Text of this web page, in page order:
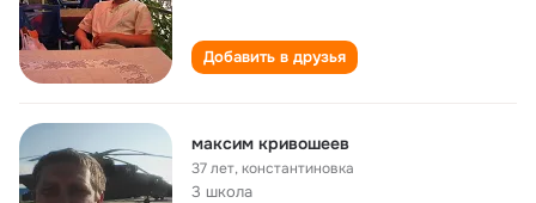
Добавить в друзья
максим кривошеев
37 лет,константиновка
3 школа